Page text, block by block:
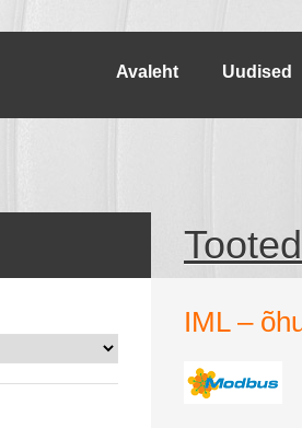
Avaleht Uudised
Tooted
IML –